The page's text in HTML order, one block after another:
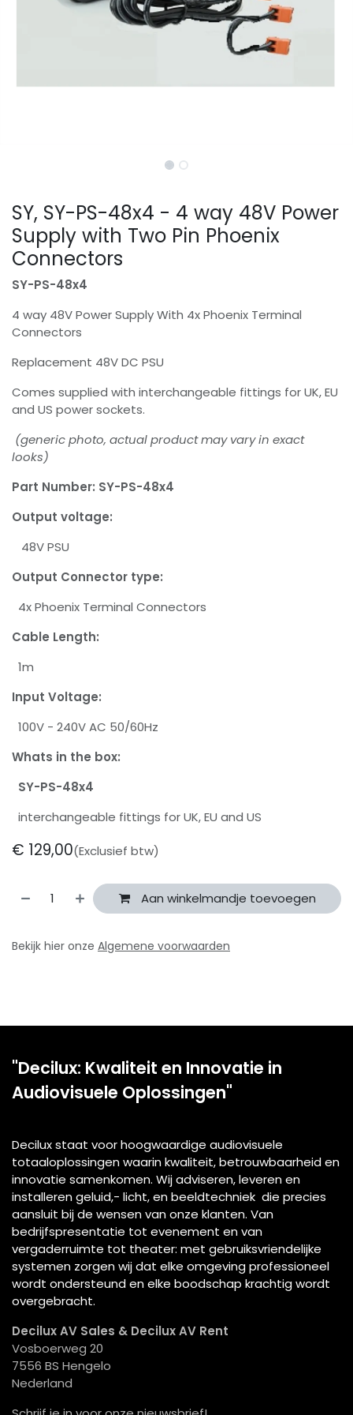
SY, SY-PS-48x4 - 4 way 48V Power
Supply with Two Pin Phoenix
Connectors
SY-PS-48x4
4 way 48V Power Supply With 4x Phoenix Terminal
Connectors
Replacement 48V DC PSU
Comes supplied with interchangeable fittings for UK, EU
and US power sockets.
(generic photo, actual product may vary in exact
looks)
Part Number: SY-PS-48x4
Output voltage:
48V PSU
Output Connector type:
4x Phoenix Terminal Connectors
Cable Length:
1m
Input Voltage:
100V - 240V AC 50/60Hz
Whats in the box:
SY-PS-48x4
interchangeable fittings for UK, EU and US
€ 129,00(Exclusief btw)
Aan winkelmandje toevoegen
Bekijk hier onze Algemene voorwaarden
"Decilux: Kwaliteit en Innovatie in
Audiovisuele Oplossingen"
Decilux staat voor hoogwaardige audiovisuele
totaaloplossingen waarin kwaliteit, betrouwbaarheid en
innovatie samenkomen. Wij adviseren, leveren en
installeren geluid,- licht, en beeldtechniek die precies
aansluit bij de wensen van onze klanten. Van
bedrijfspresentatie tot evenement en van
vergaderruimte tot theater: met gebruiksvriendelijke
systemen zorgen wij dat elke omgeving professioneel
wordt ondersteund en elke boodschap krachtig wordt
overgebracht.
Decilux AV Sales & Decilux AV Rent
Vosboerweg 20
7556 BS Hengelo
Nederland